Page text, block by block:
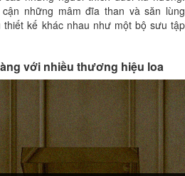
những mâm đĩa than và săn lùng
kế khác nhau như một bộ sưu tập
với nhiều thương hiệu loa